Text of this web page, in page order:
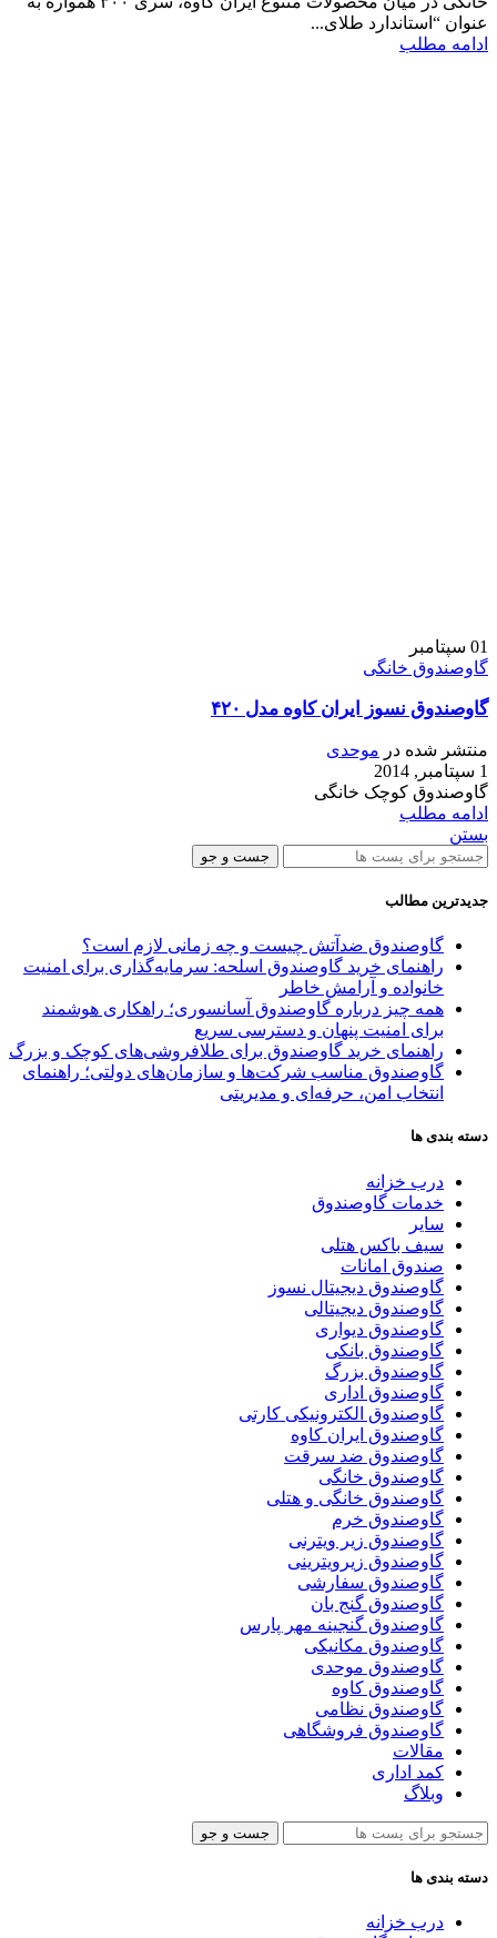
عنوان “استاندارد طلای...
ادامه مطلب
01 سپتامبر
گاوصندوق خانگی
گاوصندوق نسوز ایران کاوه مدل ۴۲۰
منتشر شده در موحدی
1 سپتامبر, 2014
گاوصندوق کوچک خانگی
ادامه مطلب
بستن
جست و جو
جدیدترین مطالب
گاوصندوق ضدآتش چیست و چه زمانی لازم است؟
راهنمای خرید گاوصندوق اسلحه: سرمایه‌گذاری برای امنیت
خانواده و آرامش خاطر
همه چیز درباره گاوصندوق آسانسوری؛ راهکاری هوشمند
برای امنیت پنهان و دسترسی سریع
راهنمای خرید گاوصندوق برای طلافروشی‌های کوچک و بزرگ
گاوصندوق مناسب شرکت‌ها و سازمان‌های دولتی؛ راهنمای
انتخاب امن، حرفه‌ای و مدیریتی
دسته بندی ها
درب خزانه
خدمات گاوصندوق
سایر
سیف باکس هتلی
صندوق امانات
گاوصندوق دیجیتال نسوز
گاوصندوق دیجیتالی
گاوصندوق دیواری
گاوصندوق بانکی
گاوصندوق بزرگ
گاوصندوق اداری
گاوصندوق الکترونیکی کارتی
گاوصندوق ایران کاوه
گاوصندوق ضد سرقت
گاوصندوق خانگی
گاوصندوق خانگی و هتلی
گاوصندوق خرم
گاوصندوق زیر ویترنی
گاوصندوق زیرویترینی
گاوصندوق سفارشی
گاوصندوق گنج بان
گاوصندوق گنجینه مهر پارس
گاوصندوق مکانیکی
گاوصندوق موحدی
گاوصندوق کاوه
گاوصندوق نظامی
گاوصندوق فروشگاهی
مقالات
کمد اداری
وبلاگ
جست و جو
دسته بندی ها
درب خزانه